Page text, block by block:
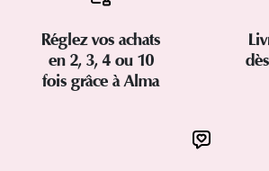
Réglez vos achats
en 2, 3, 4 ou 10
fois grâce à Alma